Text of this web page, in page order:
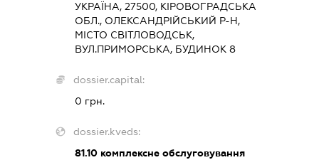
УКРАЇНА, 27500, КІРОВОГРАДСЬКА
ОБЛ., ОЛЕКСАНДРІЙСЬКИЙ Р-Н,
МІСТО СВІТЛОВОДСЬК,
ВУЛ.ПРИМОРСЬКА, БУДИНОК 8
dossier.capital:
0 грн.
dossier.kveds:
81.10комплексне обслуговування